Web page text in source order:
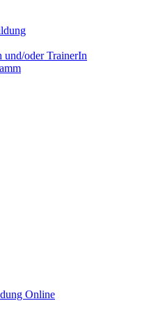
und/oder TrainerIn
Online